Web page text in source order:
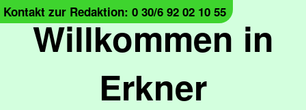
Willkommen in
Erkner
Kontakt zur Redaktion: 0 30/6 92 02 10 55